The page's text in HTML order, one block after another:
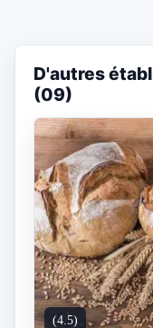
D'autres
(09)
(4.5)